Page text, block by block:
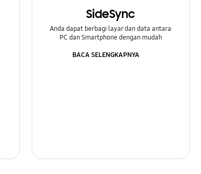
SideSync
Anda dapat berbagi layar dan data antara
PC dan Smartphone dengan mudah
BACA SELENGKAPNYA